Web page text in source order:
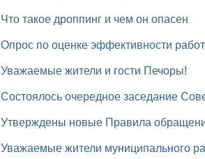
Что такое дроппинг и чем он опасен
Опрос по оценке эффективности
Уважаемые жители и гости Печоры!
Состоялось очередное заседание
Утверждены новые Правила
Уважаемые жители муниципального